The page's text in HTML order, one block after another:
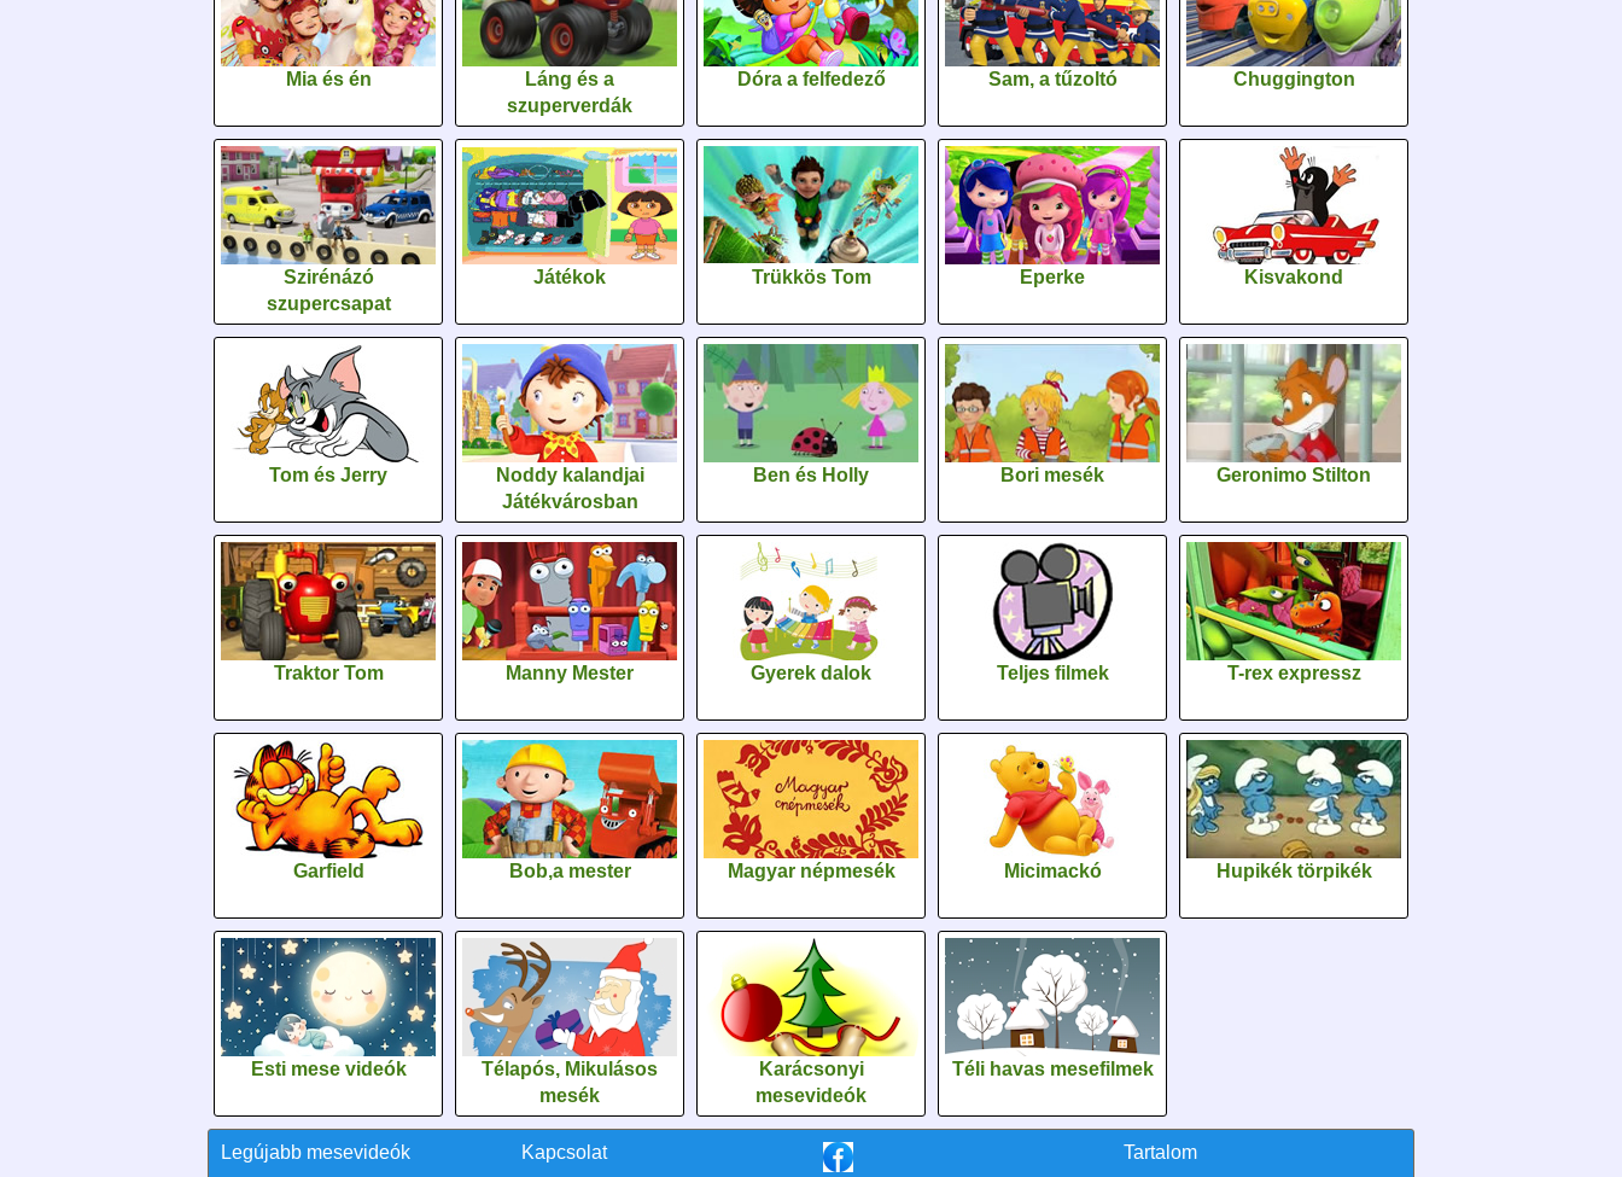
Mia és én
Láng és a
szuperverdák
Dóra a felfedező Sam, a tűzoltó Chuggington
Szirénázó
szupercsapat
Játékok Trükkös Tom Eperke Kisvakond
Tom és Jerry
Noddy kalandjai
Játékvárosban
Ben és Holly Bori mesék Geronimo Stilton
Traktor Tom Manny Mester Gyerek dalok Teljes filmek T-rex expressz
Garfield Bob,a mester Magyar népmesék Micimackó Hupikék törpikék
Esti mese videók
Télapós, Mikulásos
mesék
Karácsonyi
mesevideók
Téli havas mesefilmek
Legújabb mesevideók Kapcsolat Tartalom